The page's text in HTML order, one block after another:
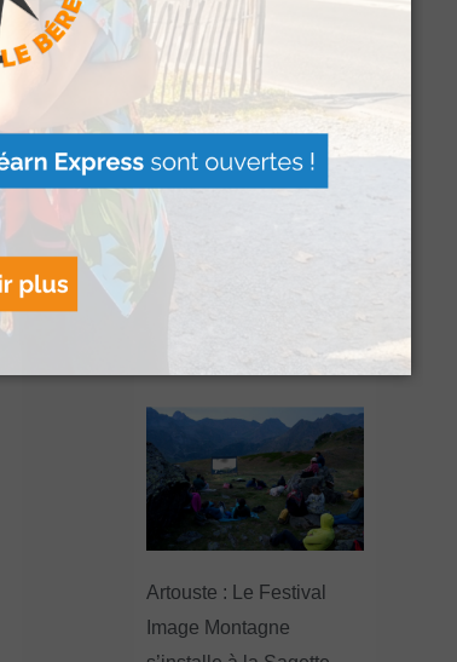
offert par Version
Voyages pour les grands
Artouste : Le Festival
Image Montagne